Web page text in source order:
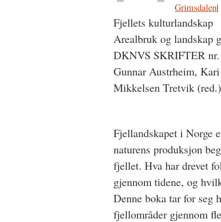
Grimsdalen|
Fjellets kulturlandskap
Arealbruk og landskap
DKNVS SKRIFTER
Gunnar Austrheim,
Mikkelsen Tretvik (red.)
Fjellandskapet i Norge
naturens produksjon
fjellet. Hva har drevet
gjennom tidene, og
Denne boka tar for seg
fjellområder gjennom